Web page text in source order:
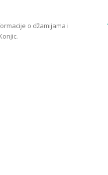
o džamijama i